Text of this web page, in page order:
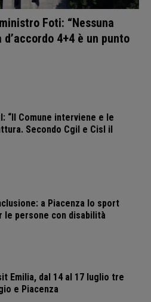
Foti: “Nessuna
4+4 è un punto
“Il Comune interviene e le
Secondo Cgil e Cisl il
a Piacenza lo sport
le persone con disabilità
Emilia, dal 14 al 17 luglio tre
e Piacenza